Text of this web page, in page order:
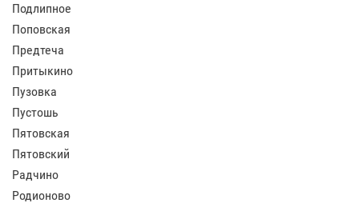
Подлипное
Поповская
Предтеча
Притыкино
Пузовка
Пустошь
Пятовская
Пятовский
Радчино
Родионово